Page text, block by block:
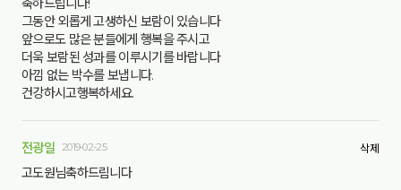
축하드립니다!
그동안 외롭게 고생하신 보람이 있습니다
앞으로도 많은 분들에게 행복을 주시고
더욱 보람된 성과를 이루시기를 바랍니다
아낌 없는 박수를 보냅니다.
건강하시고행복하세요.
전광일 2019-02-25 삭제
고도원님축하드림니다